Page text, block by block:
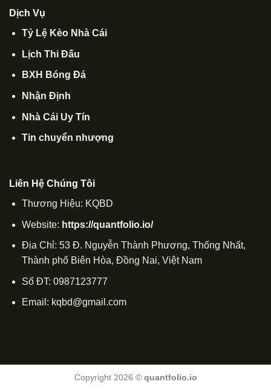
Dịch Vụ
Tỷ Lệ Kèo Nhà Cái
Lịch Thi Đấu
BXH Bóng Đá
Nhận Định
Nhà Cái Uy Tín
Tin chuyển nhượng
Liên Hệ Chúng Tôi
Thương Hiệu: KQBD
Website: https://quantfolio.io/
Địa Chỉ: 53 Đ. Nguyễn Thành Phương, Thống Nhất,
Thành phố Biên Hòa, Đồng Nai, Việt Nam
Số ĐT: 0987123777
Email: kqbd@gmail.com
Copyright 2026 © quantfolio.io